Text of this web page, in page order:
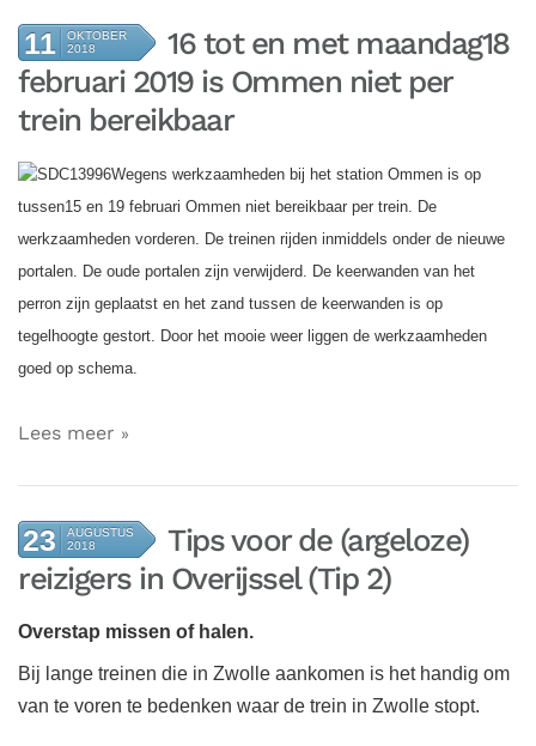
11
OKTOBER
2018
16 tot en met maandag18
februari 2019 is Ommen niet per
trein bereikbaar
Wegens werkzaamheden bij het station Ommen is op
tussen15 en 19 februari Ommen niet bereikbaar per trein. De
werkzaamheden vorderen. De treinen rijden inmiddels onder de nieuwe
portalen. De oude portalen zijn verwijderd. De keerwanden van het
perron zijn geplaatst en het zand tussen de keerwanden is op
tegelhoogte gestort. Door het mooie weer liggen de werkzaamheden
goed op schema.
Lees meer
23
AUGUSTUS
2018
Tips voor de (argeloze)
reizigers in Overijssel (Tip 2)
Overstap missen of halen.
Bij lange treinen die in Zwolle aankomen is het handig om
van te voren te bedenken waar de trein in Zwolle stopt.